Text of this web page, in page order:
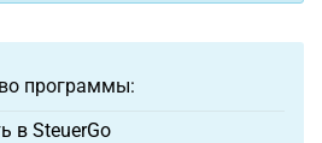
программы:
в SteuerGo